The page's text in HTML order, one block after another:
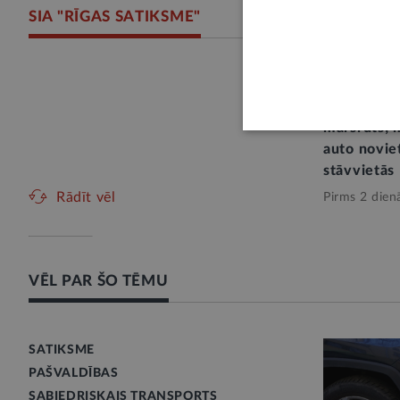
SIA "RĪGAS SATIKSME"
maršruts;
auto
stāvvietās
Pirms 2
Rādīt vēl
VĒL PAR ŠO TĒMU
SATIKSME
PAŠVALDĪBAS
SABIEDRISKAIS TRANSPORTS